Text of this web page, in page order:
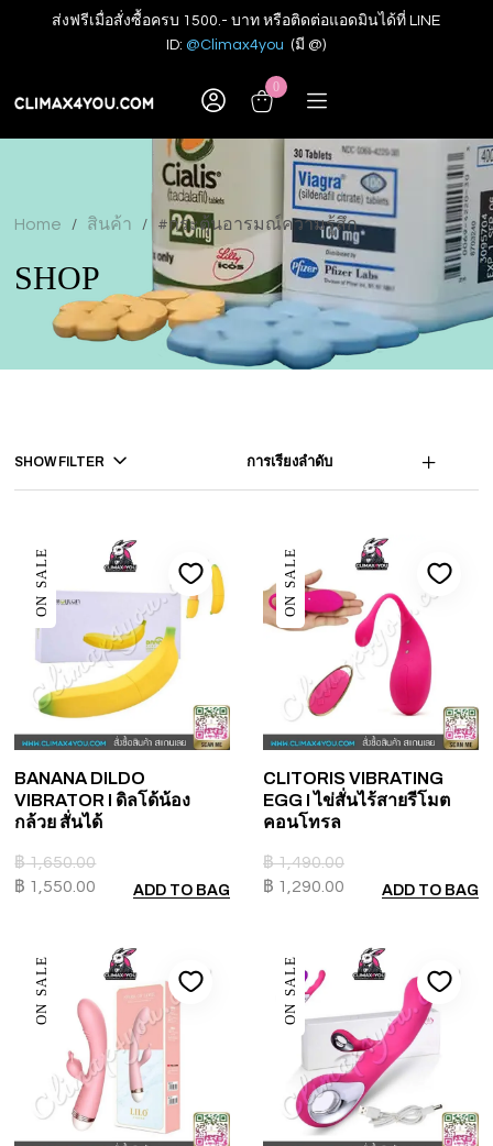
ส่งฟรีเมื่อสั่งซื้อครบ 1500.- บาท หรือติดต่อแอดมินได้ที่ LINE
ID: @Climax4you (มี @)
0
Home / สินค้า / #กระตุ้นอารมณ์ความรู้สึก
SHOP
SHOW FILTER การเรียงลำดับ
ON SALE
BANANA DILDO
VIBRATOR I ดิลโด้น้อง
กล้วย สั่นได้
฿1,650.00
฿ 1,550.00 ADD TO BAG
ON SALE
CLITORIS VIBRATING
EGG I ไข่สั่นไร้สายรีโมต
คอนโทรล
฿1,490.00
฿ 1,290.00 ADD TO BAG
ON SALE ON SALE